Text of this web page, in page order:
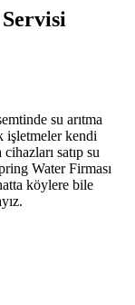
su arıtma
işletmeler kendi
satıp su
Water Firması
köylere bile